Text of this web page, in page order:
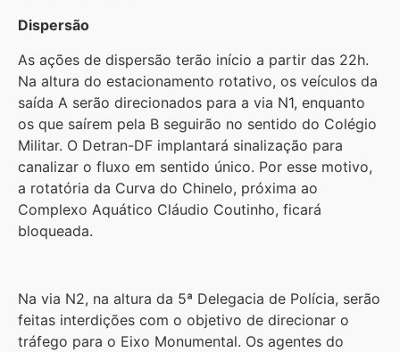
Dispersão
As ações de dispersão terão início a partir das 22h.
Na altura do estacionamento rotativo, os veículos da
saída A serão direcionados para a via N1, enquanto
os que saírem pela B seguirão no sentido do Colégio
Militar. O Detran-DF implantará sinalização para
canalizar o fluxo em sentido único. Por esse motivo,
a rotatória da Curva do Chinelo, próxima ao
Complexo Aquático Cláudio Coutinho, ficará
bloqueada.
Na via N2, na altura da 5ª Delegacia de Polícia, serão
feitas interdições com o objetivo de direcionar o
tráfego para o Eixo Monumental. Os agentes do